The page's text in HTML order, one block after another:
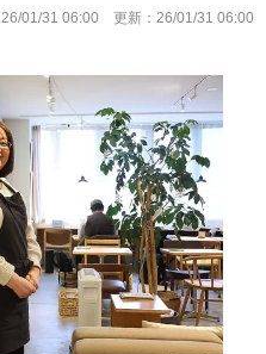
26/01/31 06:00 更新： 26/01/31 06:00